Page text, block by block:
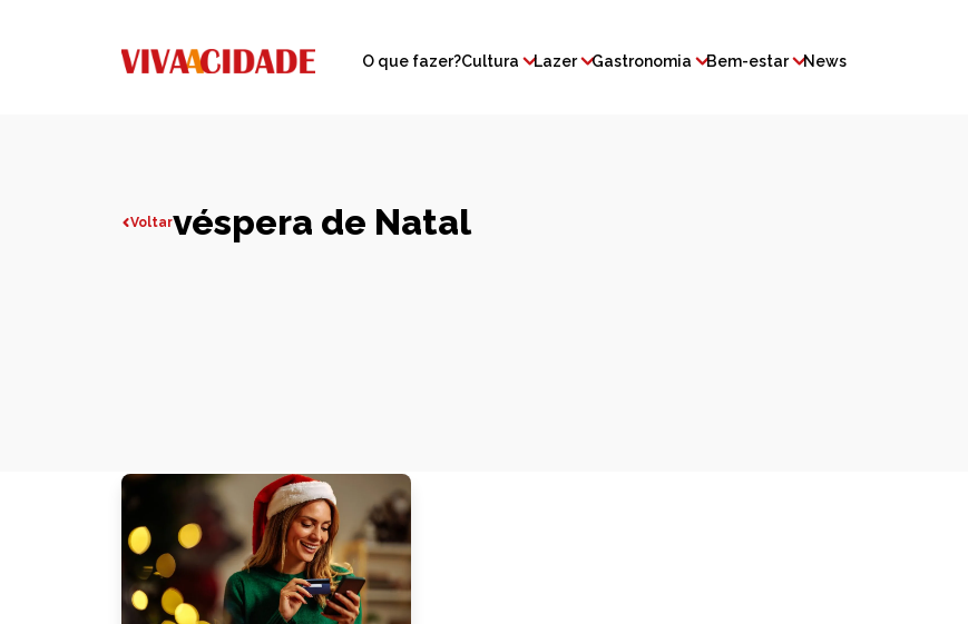
O que fazer?Cultura Lazer Gastronomia Bem-estar News
Voltarvéspera de Natal